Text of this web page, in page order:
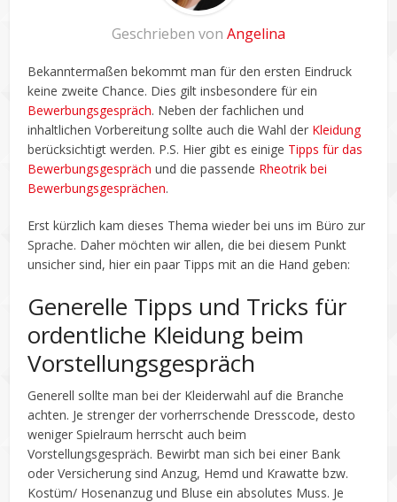
Geschrieben von Angelina
Bekanntermaßen bekommt man für den ersten Eindruck
keine zweite Chance. Dies gilt insbesondere für ein
Bewerbungsgespräch. Neben der fachlichen und
inhaltlichen Vorbereitung sollte auch die Wahl der Kleidung
berücksichtigt werden. P.S. Hier gibt es einige Tipps für das
Bewerbungsgespräch und die passende Rheotrik bei
Bewerbungsgesprächen.
Erst kürzlich kam dieses Thema wieder bei uns im Büro zur
Sprache. Daher möchten wir allen, die bei diesem Punkt
unsicher sind, hier ein paar Tipps mit an die Hand geben:
Generelle Tipps und Tricks für
ordentliche Kleidung beim
Vorstellungsgespräch
Generell sollte man bei der Kleiderwahl auf die Branche
achten. Je strenger der vorherrschende Dresscode, desto
weniger Spielraum herrscht auch beim
Vorstellungsgespräch. Bewirbt man sich bei einer Bank
oder Versicherung sind Anzug, Hemd und Krawatte bzw.
Kostüm/ Hosenanzug und Bluse ein absolutes Muss. Je